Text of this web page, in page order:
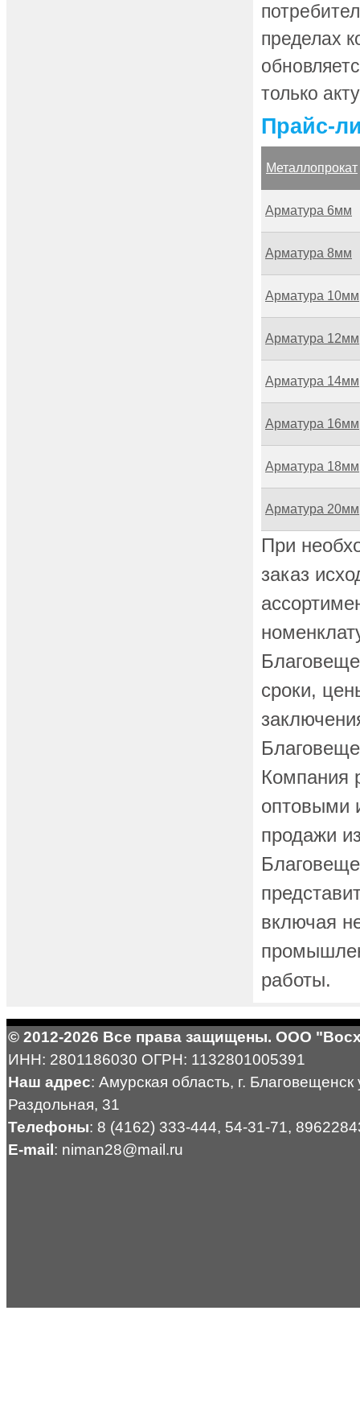
пределах
только
Прайс-
Металлопрокат
Арматура 6мм
Арматура 8мм
Арматура 10мм
Арматура 12мм
Арматура 14мм
Арматура 16мм
Арматура 18мм
Арматура 20мм
При
заказ
сроки,
Компания
оптовыми
продажи
включая
работы.
© 2012-2026 Все права защищены. ООО
ИНН: 2801186030 ОГРН: 1132801005391
Наш адрес: Амурская область, г. Благовещенск
Раздольная, 31
Телефоны: 8 (4162) 333-444, 54-31-71,
E-mail : niman28@mail.ru